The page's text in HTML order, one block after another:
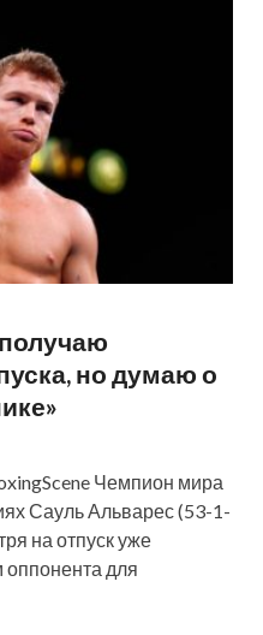
но думаю о
Чемпион мира
Сауль Альварес (53-1-
на отпуск уже
для